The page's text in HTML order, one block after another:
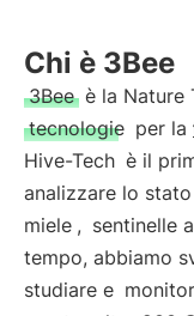
Chi è 3Bee
3Bee è la Nature
tecnologie per la
Hive-Tech è il
analizzare lo
miele , sentinelle
tempo, abbiamo
studiare e